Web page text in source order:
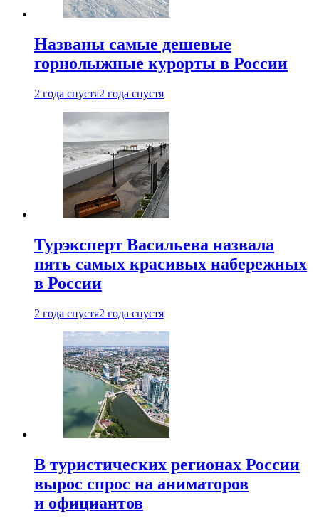
Названы самые дешевые
горнолыжные курорты в России
2 года спустя2 года спустя
Турэксперт Васильева назвала
пять самых красивых набережных
в России
2 года спустя2 года спустя
В туристических регионах России
вырос спрос на аниматоров
и официантов